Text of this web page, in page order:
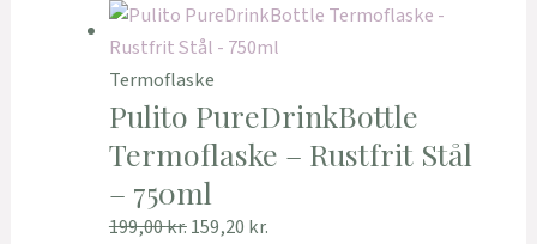
Termoflaske
Pulito PureDrinkBottle
Termoflaske – Rustfrit Stål
– 750ml
199,00kr.159,20 kr.